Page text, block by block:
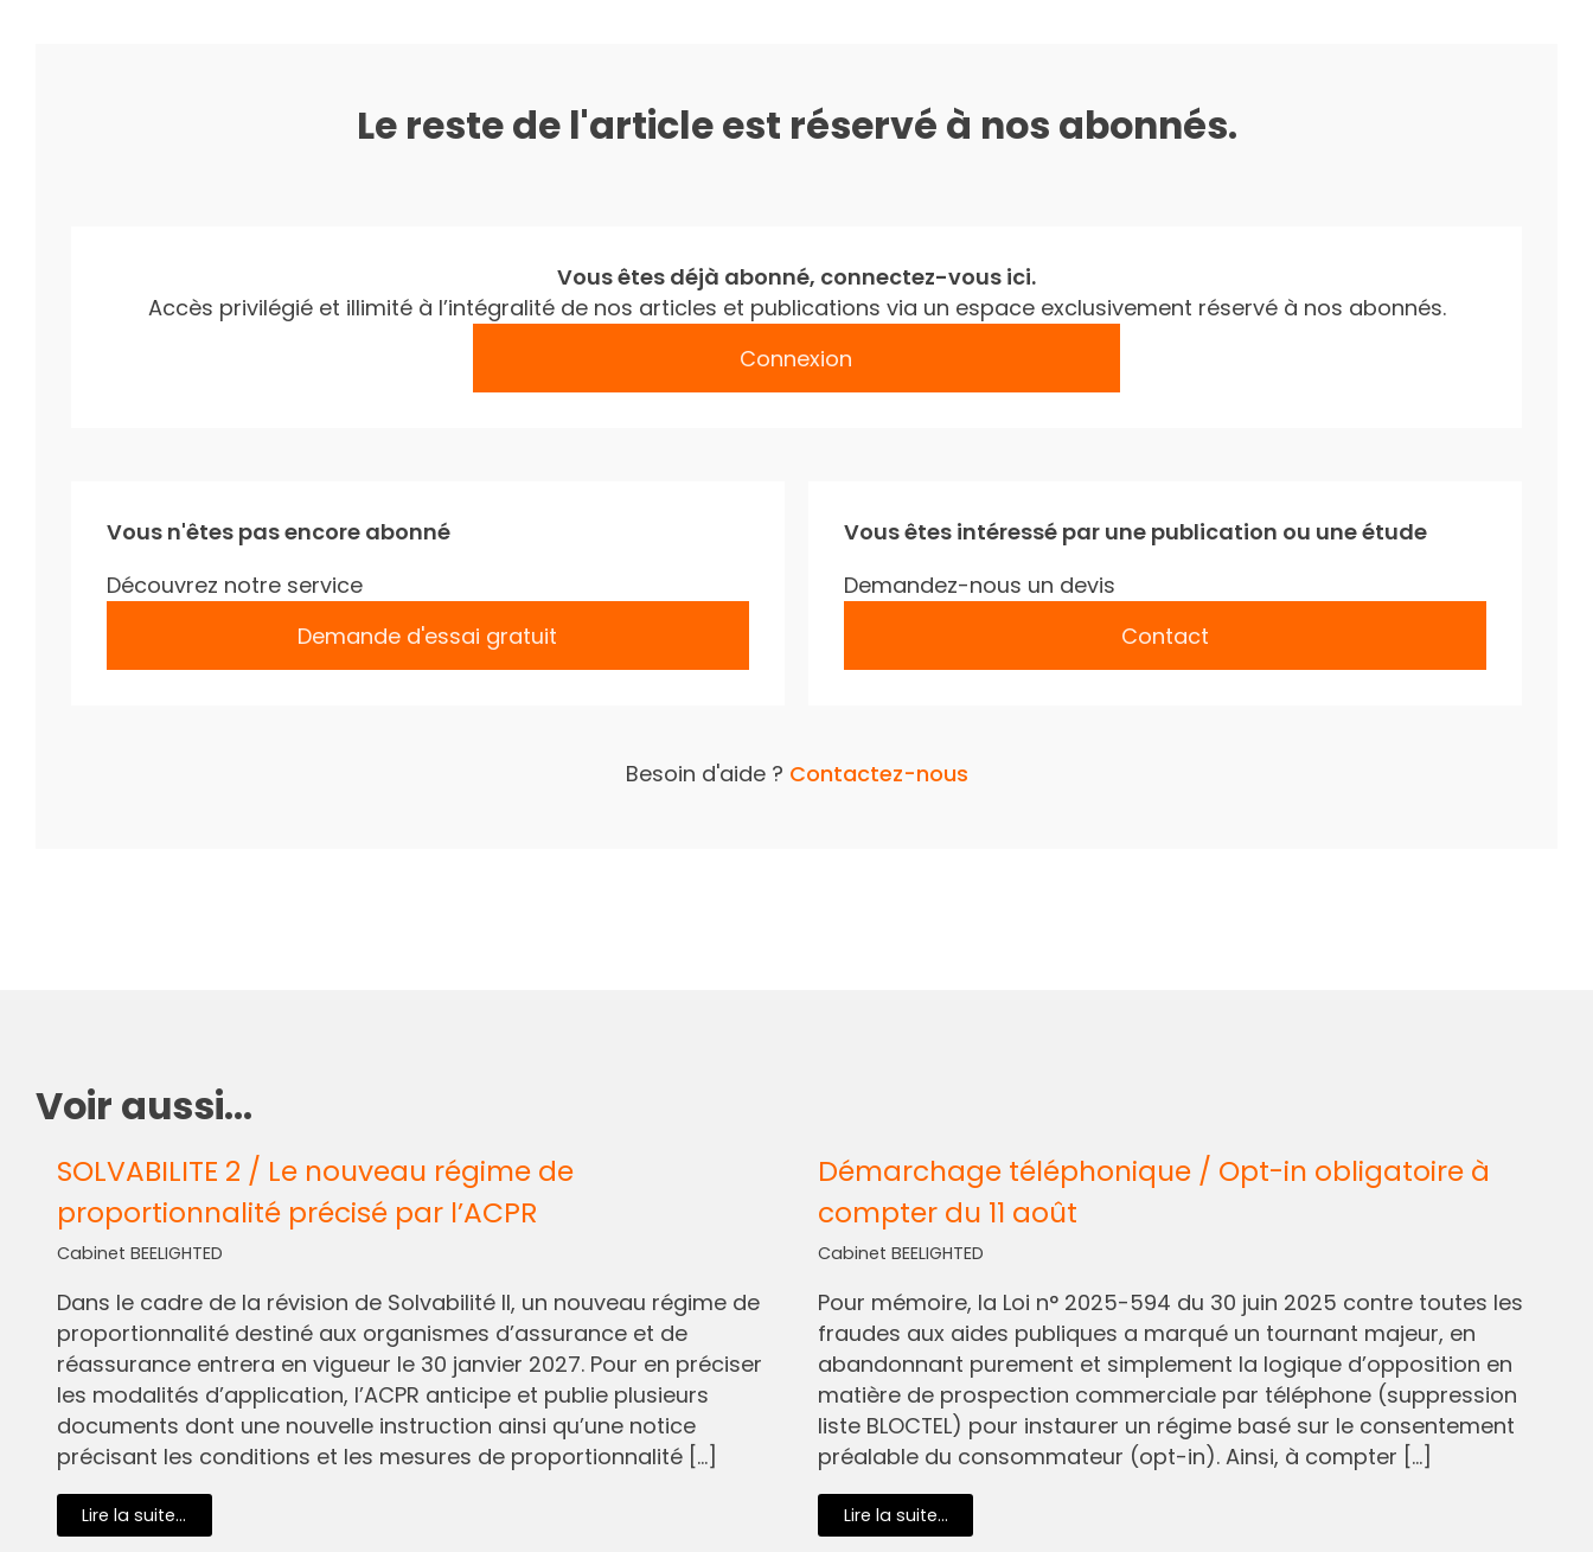
Le reste de l'article est réservé à nos abonnés.
Vous êtes déjà abonné, connectez-vous ici.
Accès privilégié et illimité à l’intégralité de nos articles et publications via un espace exclusivement réservé à nos abonnés.
Connexion
Vous n'êtes pas encore abonné
Découvrez notre service
Demande d'essai gratuit
Vous êtes intéressé par une publication ou une étude
Demandez-nous un devis
Contact
Besoin d'aide ? Contactez-nous
Voir aussi...
SOLVABILITE 2 / Le nouveau régime de
proportionnalité précisé par l’ACPR
Cabinet BEELIGHTED
Dans le cadre de la révision de Solvabilité II, un nouveau régime de
proportionnalité destiné aux organismes d’assurance et de
réassurance entrera en vigueur le 30 janvier 2027. Pour en préciser
les modalités d’application, l’ACPR anticipe et publie plusieurs
documents dont une nouvelle instruction ainsi qu’une notice
précisant les conditions et les mesures de proportionnalité […]
Lire la suite...
Démarchage téléphonique / Opt-in obligatoire à
compter du 11 août
Cabinet BEELIGHTED
Pour mémoire, la Loi n° 2025-594 du 30 juin 2025 contre toutes les
fraudes aux aides publiques a marqué un tournant majeur, en
abandonnant purement et simplement la logique d’opposition en
matière de prospection commerciale par téléphone (suppression
liste BLOCTEL) pour instaurer un régime basé sur le consentement
préalable du consommateur (opt-in). Ainsi, à compter […]
Lire la suite...